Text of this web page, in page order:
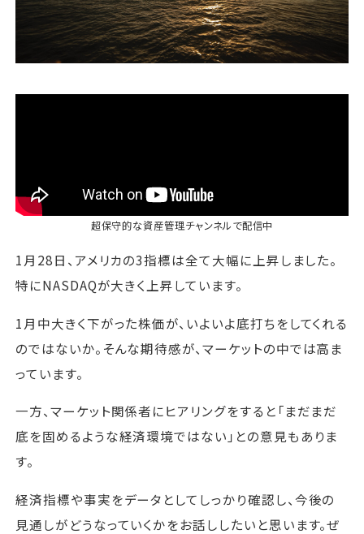
メールマガジン登録
よくある質問
超保守的な資産管理チャンネルで配信中
1月28日、アメリカの3指標は全て大幅に上昇しました。
特にNASDAQが大きく上昇しています。
1月中大きく下がった株価が、いよいよ底打ちをしてくれる
のではないか。そんな期待感が、マーケットの中では高ま
っています。
一方、マーケット関係者にヒアリングをすると「まだまだ
底を固めるような経済環境ではない」との意見もありま
す。
経済指標や事実をデータとしてしっかり確認し、今後の
見通しがどうなっていくかをお話ししたいと思います。ぜ